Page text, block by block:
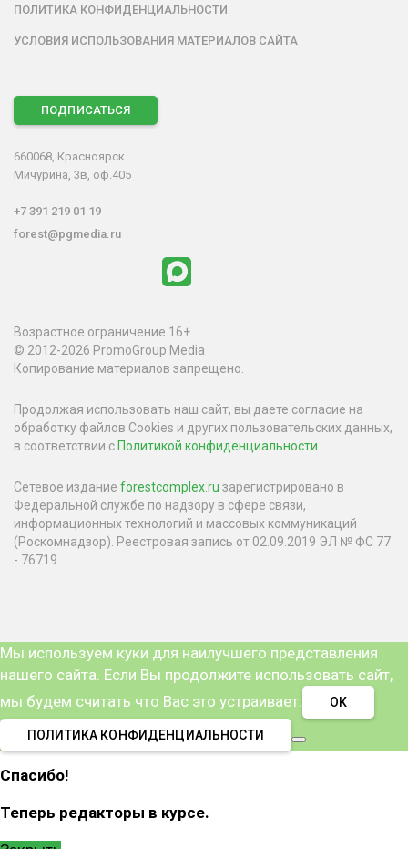
ПОЛИТИКА КОНФИДЕНЦИАЛЬНОСТИ
УСЛОВИЯ ИСПОЛЬЗОВАНИЯ МАТЕРИАЛОВ САЙТА
ПОДПИСАТЬСЯ
660068, Красноярск
Мичурина, 3в, оф.405
+7 391 219 01 19
forest@pgmedia.ru
Возрастное ограничение 16+
© 2012-2026 PromoGroup Media
Копирование материалов запрещено.
Продолжая использовать наш сайт, вы даете согласие на
обработку файлов Cookies и других пользовательских данных,
в соответствии сПолитикой конфиденциальности
Сетевое издание forestcomplex.ru зарегистрировано в
Федеральной службе по надзору в сфере связи,
информационных технологий и массовых коммуникаций
(Роскомнадзор). Реестровая запись от 02.09.2019 ЭЛ № ФС 77
- 76719.
Мы используем куки для наилучшего представления
нашего сайта. Если Вы продолжите использовать сайт,
мы будем считать что Вас это устраивает.
ОК
ПОЛИТИКА КОНФИДЕНЦИАЛЬНОСТИ
Спасибо!
Теперь редакторы в курсе.